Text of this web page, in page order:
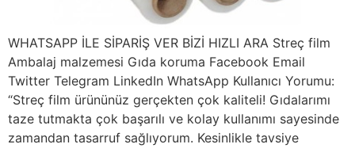
WHATSAPP İLE SİPARİŞ VER BİZİ HIZLI ARA Streç film
Ambalaj malzemesi Gıda koruma Facebook Email
Twitter Telegram LinkedIn WhatsApp Kullanıcı Yorumu:
“Streç film ürününüz gerçekten çok kaliteli! Gıdalarımı
taze tutmakta çok başarılı ve kolay kullanımı sayesinde
zamandan tasarruf sağlıyorum. Kesinlikle tavsiye